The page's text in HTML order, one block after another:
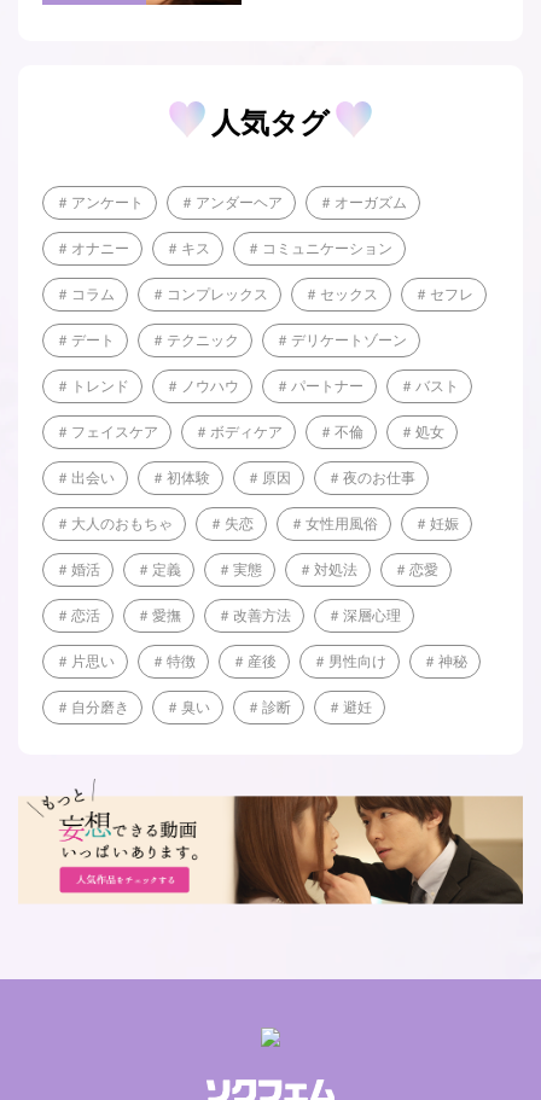
人気タグ
アンケート アンダーヘア オーガズム
オナニー キス コミュニケーション
コラム コンプレックス セックス セフレ
デート テクニック デリケートゾーン
トレンド ノウハウ パートナー バスト
フェイスケア ボディケア 不倫 処女
出会い 初体験 原因 夜のお仕事
大人のおもちゃ 失恋 女性用風俗 妊娠
婚活 定義 実態 対処法 恋愛
恋活 愛撫 改善方法 深層心理
片思い 特徴 産後 男性向け 神秘
自分磨き 臭い 診断 避妊